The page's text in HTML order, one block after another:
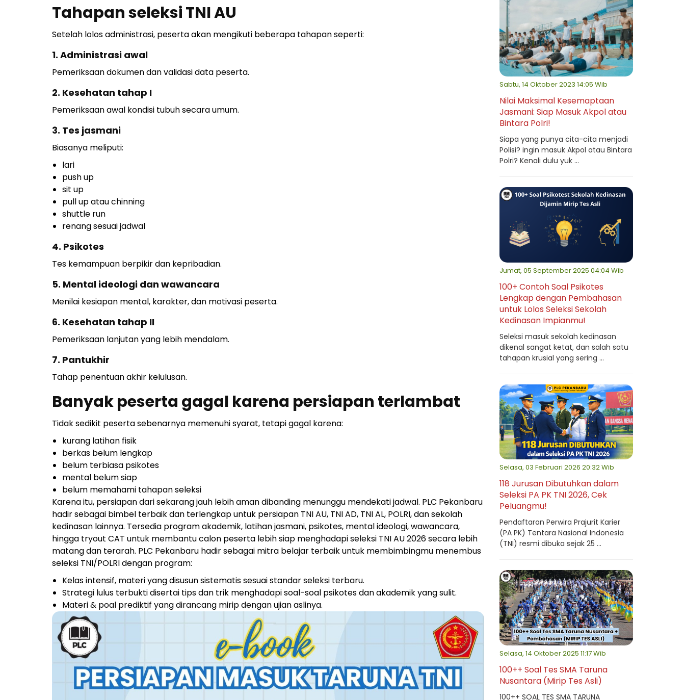
Tahapan seleksi TNI AU
Setelah lolos administrasi, peserta akan mengikuti beberapa tahapan seperti:
1. Administrasi awal
Pemeriksaan dokumen dan validasi data peserta.
2. Kesehatan tahap I
Pemeriksaan awal kondisi tubuh secara umum.
3. Tes jasmani
Biasanya meliputi:
lari
push up
sit up
pull up atau chinning
shuttle run
renang sesuai jadwal
4. Psikotes
Tes kemampuan berpikir dan kepribadian.
5. Mental ideologi dan wawancara
Menilai kesiapan mental, karakter, dan motivasi peserta.
6. Kesehatan tahap II
Pemeriksaan lanjutan yang lebih mendalam.
7. Pantukhir
Tahap penentuan akhir kelulusan.
Banyak peserta gagal karena persiapan terlambat
Tidak sedikit peserta sebenarnya memenuhi syarat, tetapi gagal karena:
kurang latihan fisik
berkas belum lengkap
belum terbiasa psikotes
mental belum siap
belum memahami tahapan seleksi
Karena itu, persiapan dari sekarang jauh lebih aman dibanding menunggu mendekati jadwal. PLC Pekanbaru
hadir sebagai bimbel terbaik dan terlengkap untuk persiapan TNI AU, TNI AD, TNI AL, POLRI, dan sekolah
kedinasan lainnya. Tersedia program akademik, latihan jasmani, psikotes, mental ideologi, wawancara,
hingga tryout CAT untuk membantu calon peserta lebih siap menghadapi seleksi TNI AU 2026 secara lebih
matang dan terarah. PLC Pekanbaru hadir sebagai mitra belajar terbaik untuk membimbingmu menembus
seleksi TNI/POLRI dengan program:
Kelas intensif, materi yang disusun sistematis sesuai standar seleksi terbaru.
Strategi lulus terbukti disertai tips dan trik menghadapi soal-soal psikotes dan akademik yang sulit.
Materi & poal prediktif yang dirancang mirip dengan ujian aslinya.
Sabtu, 14 Oktober 2023 14:05 Wib
Nilai Maksimal Kesemaptaan
Jasmani: Siap Masuk Akpol atau
Bintara Polri!
Siapa yang punya cita-cita menjadi
Polisi? ingin masuk Akpol atau Bintara
Polri? Kenali dulu yuk ...
Jumat, 05 September 2025 04:04 Wib
100+ Contoh Soal Psikotes
Lengkap dengan Pembahasan
untuk Lolos Seleksi Sekolah
Kedinasan Impianmu!
Seleksi masuk sekolah kedinasan
dikenal sangat ketat, dan salah satu
tahapan krusial yang sering ...
Selasa, 03 Februari 2026 20:32 Wib
118 Jurusan Dibutuhkan dalam
Seleksi PA PK TNI 2026, Cek
Peluangmu!
Pendaftaran Perwira Prajurit Karier
(PA PK) Tentara Nasional Indonesia
(TNI) resmi dibuka sejak 25 ...
Selasa, 14 Oktober 2025 11:17 Wib
100++ Soal Tes SMA Taruna
Nusantara (Mirip Tes Asli)
100++ SOAL TES SMA TARUNA